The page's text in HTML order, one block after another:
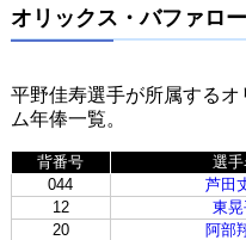
オリックス・バファロ
平野佳寿選手が所属する
ム年俸一覧。
背番号 選手
044
芦田
12
東
20
阿部